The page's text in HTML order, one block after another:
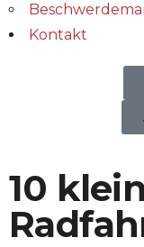
Kontakt
10